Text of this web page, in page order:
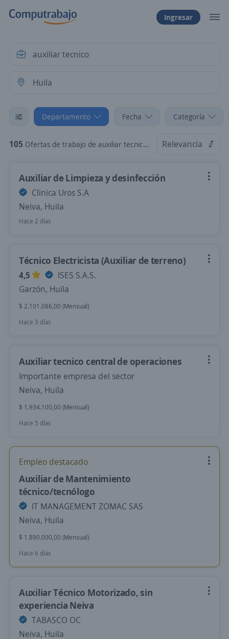
Ingresar
Departamento Fecha Categoría
105 Ofertas de trabajo de auxiliar tecnico en Huila Relevancia
Auxiliar de Limpieza y desinfección
Clinica Uros S.A
Neiva, Huila
Hace 2 días
Técnico Electricista (Auxiliar de terreno)
4,5
ISES S.A.S.
Garzón, Huila
$ 2.101.086,00 (Mensual)
Hace 3 días
Auxiliar tecnico central de operaciones
Importante empresa del sector
Neiva, Huila
$ 1.934.100,00 (Mensual)
Hace 5 días
Empleo destacado
Auxiliar de Mantenimiento
técnico/tecnólogo
IT MANAGEMENT ZOMAC SAS
Neiva, Huila
$ 1.890.000,00 (Mensual)
Hace 6 días
Auxiliar Técnico Motorizado, sin
experiencia Neiva
TABASCO OC
Neiva, Huila